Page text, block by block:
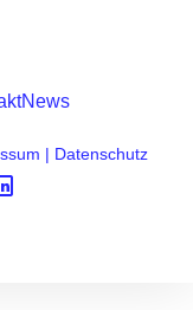
News
| Datenschutz